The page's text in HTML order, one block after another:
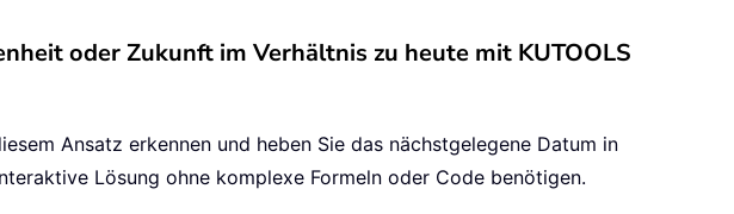
oder Zukunft im Verhältnis zu heute mit KUTOOLS
Ansatz erkennen und heben Sie das nächstgelegene Datum in
Lösung ohne komplexe Formeln oder Code benötigen.